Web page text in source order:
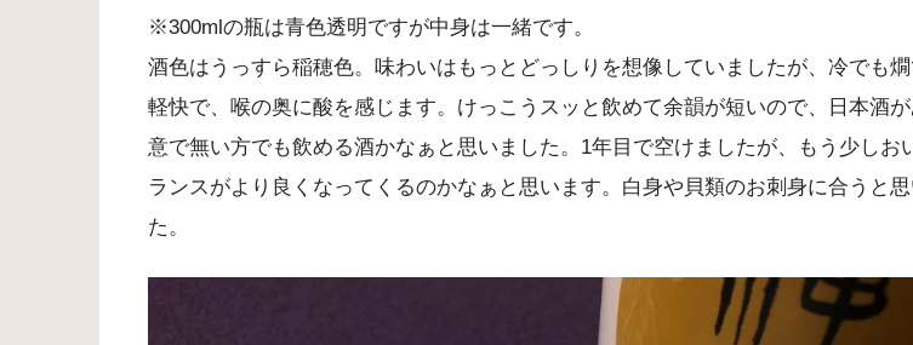
※300mlの瓶は青色透明ですが中身は一緒です。
酒色はうっすら稲穂色。味わいはもっとどっしりを想像していましたが、冷でも
軽快で、喉の奥に酸を感じます。けっこうスッと飲めて余韻が短いので、日本酒
意で無い方でも飲める酒かなぁと思いました。1年目で空けましたが、もう少しお
ランスがより良くなってくるのかなぁと思います。白身や貝類のお刺身に合うと
た。